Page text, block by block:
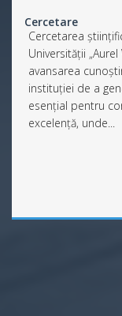
Cercetare
Cercetarea
Universității
avansarea
instituției de a
esențial pentru
excelență, unde...